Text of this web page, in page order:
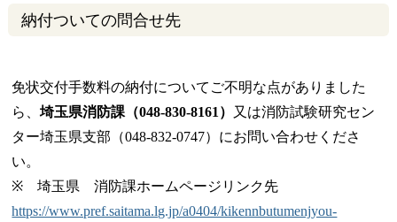
納付ついての問合せ先
免状交付手数料の納付についてご不明な点がありました
ら、埼玉県消防課（048-830-8161） 又は消防試験研究セン
ター埼玉県支部（048-832-0747）にお問い合わせくださ
い。
※ 埼玉県 消防課ホームページリンク先
https://www.pref.saitama.lg.jp/a0404/kikennbutumenjyou-